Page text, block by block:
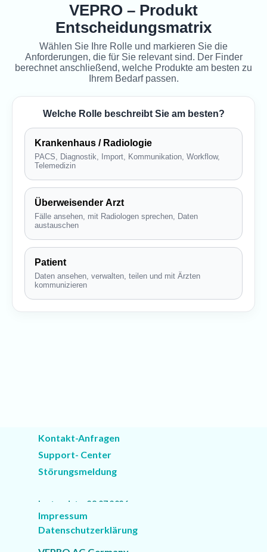
VEPRO – Produkt
Entscheidungsmatrix
Wählen Sie Ihre Rolle und markieren Sie die
Anforderungen, die für Sie relevant sind. Der Finder
berechnet anschließend, welche Produkte am besten zu
Ihrem Bedarf passen.
Welche Rolle beschreibt Sie am besten?
Krankenhaus / Radiologie
PACS, Diagnostik, Import, Kommunikation, Workflow,
Telemedizin
Überweisender Arzt
Fälle ansehen, mit Radiologen sprechen, Daten
austauschen
Patient
Daten ansehen, verwalten, teilen und mit Ärzten
kommunizieren
Impressum
Datenschutzerklärung
Kontakt-Anfragen
Support- Center
Störungsmeldung
Last update: 28.07.2026